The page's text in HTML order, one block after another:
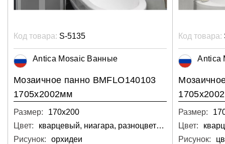
Код товара: S-5135
Antica Mosaic Ванные
Мозаичное панно BMFLO140103
1705х2002мм
Размер:
170х200
Цвет:
кварцевый, ниагара, разноцветный, светло-серый, серебряный
Рисунок:
орхидеи
Код товара:
Antica
Размер:
Цвет:
Рисунок: